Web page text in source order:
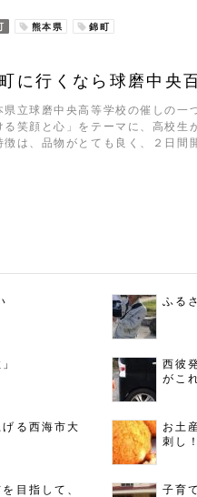
熊本県 錦町
に行くなら球磨中央
県立球磨中央高等学校の催しの一
る笑顔と心」をテーマに、高校生
徴は、品物がとても良く、２日
ふる
西彼
がこ
る西海市大
お土
刺し
目指して、
子育